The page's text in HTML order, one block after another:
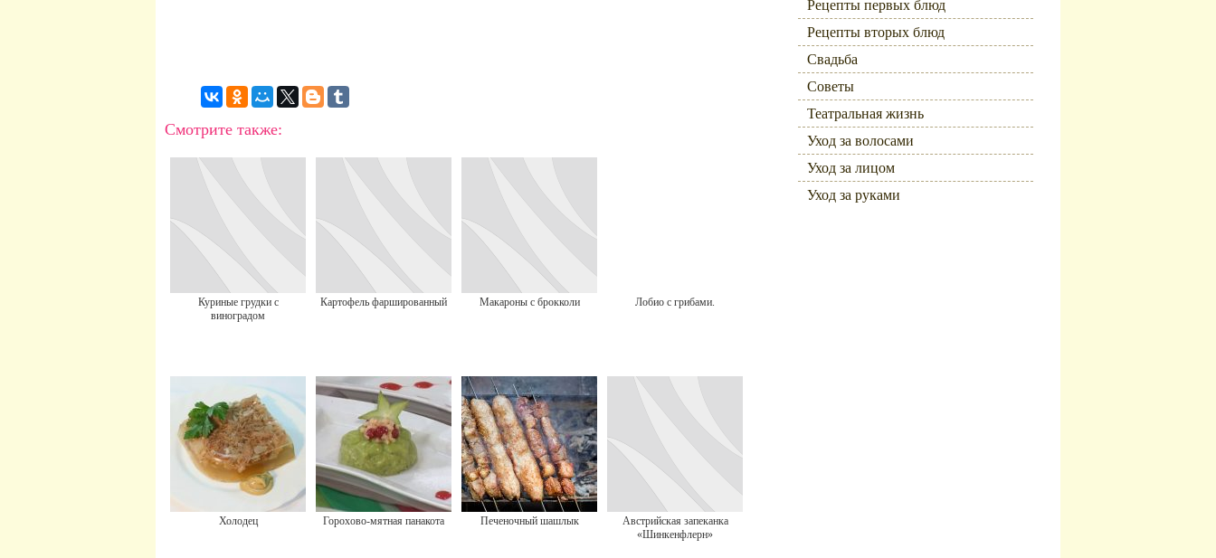
Смотрите также:
Куриные грудки с
виноградом
Картофель фаршированный Макароны с брокколи Лобио с грибами.
Холодец Горохово-мятная панакота Печеночный шашлык
Австрийская запеканка
«Шинкенфлерн»
Рецепты первых блюд
Рецепты вторых блюд
Свадьба
Советы
Театральная жизнь
Уход за волосами
Уход за лицом
Уход за руками